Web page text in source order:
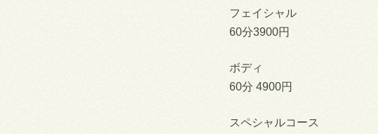
フェイシャル
60分3900円
ボディ
60分 4900円
スペシャルコース